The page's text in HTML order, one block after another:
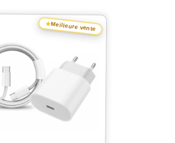
★Meilleure vente